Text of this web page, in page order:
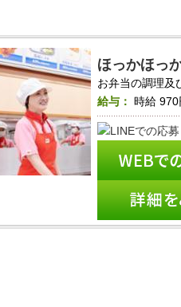
ほっかほっ
お弁当の調理及
給与： 時給 970